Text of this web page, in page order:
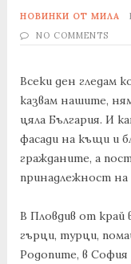
НОВИНКИ ОТ МИЛА
NO COMMENTS
Всеки ден гледам
казвам нашите,
цяла България. И
фасади на къщи и
гражданите, а
принадлежност на
В Пловдив от край
гърци, турци,
Родопите, в